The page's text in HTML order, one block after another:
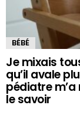
BÉBÉ
Je mixais
qu’il avale
pédiatre
le savoir